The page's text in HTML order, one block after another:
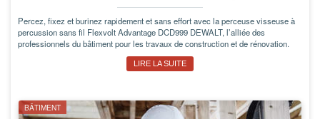
Percez, fixez et burinez rapidement et sans effort avec la perceuse visseuse à
percussion sans fil Flexvolt Advantage DCD999 DEWALT, l’alliée des
professionnels du bâtiment pour les travaux de construction et de rénovation.
LIRE LA SUITE
BÂTIMENT